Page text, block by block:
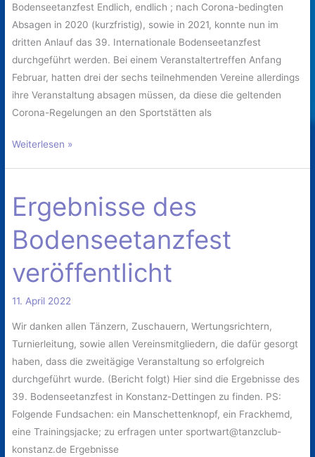
Bodenseetanzfest Endlich, endlich ; nach Corona-bedingten
Absagen in 2020 (kurzfristig), sowie in 2021, konnte nun im
dritten Anlauf das 39. Internationale Bodenseetanzfest
durchgeführt werden. Bei einem Veranstaltertreffen Anfang
Februar, hatten drei der sechs teilnehmenden Vereine allerdings
ihre Veranstaltung absagen müssen, da diese die geltenden
Corona-Regelungen an den Sportstätten als
Weiterlesen »
Ergebnisse des
Bodenseetanzfest
veröffentlicht
11. April 2022
Wir danken allen Tänzern, Zuschauern, Wertungsrichtern,
Turnierleitung, sowie allen Vereinsmitgliedern, die dafür gesorgt
haben, dass die zweitägige Veranstaltung so erfolgreich
durchgeführt wurde. (Bericht folgt) Hier sind die Ergebnisse des
39. Bodenseetanzfest in Konstanz-Dettingen zu finden. PS:
Folgende Fundsachen: ein Manschettenknopf, ein Frackhemd,
eine Trainingsjacke; zu erfragen unter sportwart@tanzclub-
konstanz.de Ergebnisse
Ergebnisse
des
Bodenseetanzfest
veröffentlicht